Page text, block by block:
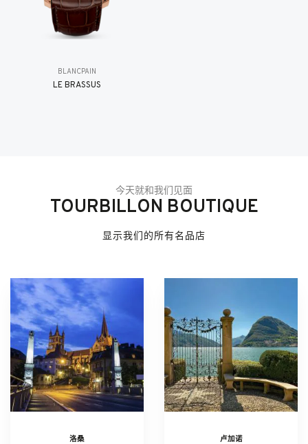
BLANCPAIN
LE BRASSUS
今天就和我们见面
TOURBILLON BOUTIQUE
显示我们的所有名品店
洛桑 卢加诺